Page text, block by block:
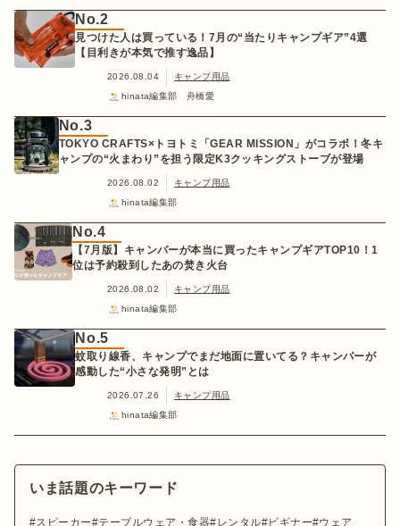
No.2
見つけた人は買っている！7月の“当たりキャンプギア”4選
【目利きが本気で推す逸品】
2026.08.04
キャンプ用品
hinata編集部 舟橋愛
No.3
TOKYO CRAFTS×トヨトミ「GEAR MISSION」がコラボ！冬キ
ャンプの“火まわり”を担う限定K3クッキングストーブが登場
2026.08.02
キャンプ用品
hinata編集部
No.4
【7月版】キャンパーが本当に買ったキャンプギアTOP10！1
位は予約殺到したあの焚き火台
2026.08.02
キャンプ用品
hinata編集部
No.5
蚊取り線香、キャンプでまだ地面に置いてる？キャンパーが
感動した“小さな発明”とは
2026.07.26
キャンプ用品
hinata編集部
いま話題のキーワード
スピーカー テーブルウェア・食器 レンタル ビギナー
ウェア